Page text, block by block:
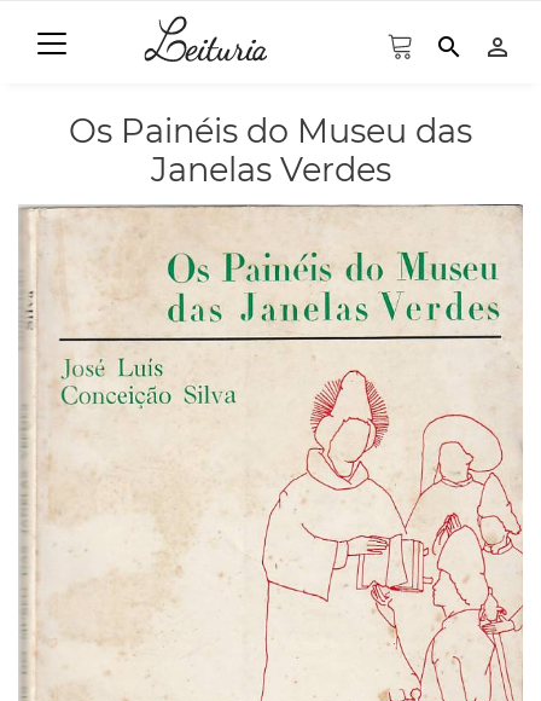
search person_outline
Os Painéis do Museu das
Janelas Verdes